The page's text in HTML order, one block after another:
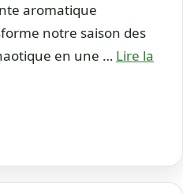
aromatique
notre saison des
en une … Lire la